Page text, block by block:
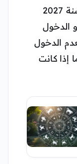
أمورك العاطفية أكثر من قبل. سنة 2027
الدخول
الدخول
إذا كانت